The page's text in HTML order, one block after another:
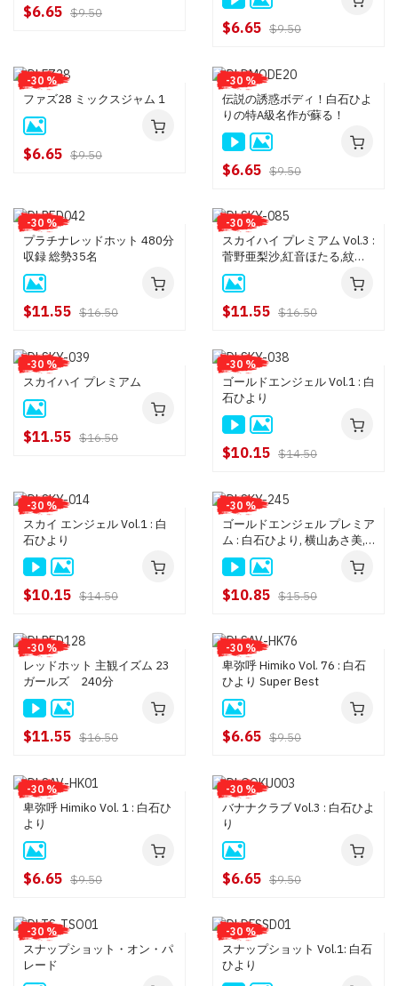
$6.65 $9.50
$6.65 $9.50
-30 %
ファズ28 ミックスジャム 1
$6.65 $9.50
-30 %
伝説の誘惑ボディ！白石ひよ
りの特A級名作が蘇る！
$6.65 $9.50
-30 %
プラチナレッドホット 480分
収録 総勢35名
$11.55 $16.50
-30 %
スカイハイ プレミアム Vol.3 :
菅野亜梨沙,紅音ほたる,紋舞
らん,白石ひより
$11.55 $16.50
-30 %
スカイハイ プレミアム
$11.55 $16.50
-30 %
ゴールドエンジェル Vol.1 : 白
石ひより
$10.15 $14.50
-30 %
スカイ エンジェル Vol.1 : 白
石ひより
$10.15 $14.50
-30 %
ゴールドエンジェル プレミア
ム : 白石ひより, 横山あさ美,
藤井彩, 菅野亜梨沙, 計19名
$10.85 $15.50
-30 %
レッドホット 主観イズム 23
ガールズ 240分
$11.55 $16.50
-30 %
卑弥呼 Himiko Vol. 76 : 白石
ひより Super Best
$6.65 $9.50
-30 %
卑弥呼 Himiko Vol. 1 : 白石ひ
より
$6.65 $9.50
-30 %
バナナクラブ Vol.3 : 白石ひよ
り
$6.65 $9.50
-30 %
スナップショット・オン・パ
レード
-30 %
スナップショット Vol.1: 白石
ひより